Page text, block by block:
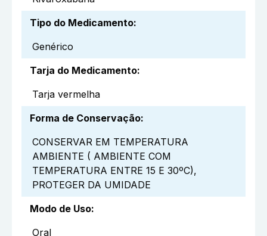
Tipo do Medicamento:
Genérico
Tarja do Medicamento:
Tarja vermelha
Forma de Conservação:
CONSERVAR EM TEMPERATURA
AMBIENTE ( AMBIENTE COM
TEMPERATURA ENTRE 15 E 30ºC),
PROTEGER DA UMIDADE
Modo de Uso:
Oral